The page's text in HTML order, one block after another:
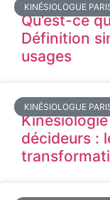
KINÉSIOLOGUE
Qu’est-ce
Définition
usages
KINÉSIOLOGUE
décideurs :